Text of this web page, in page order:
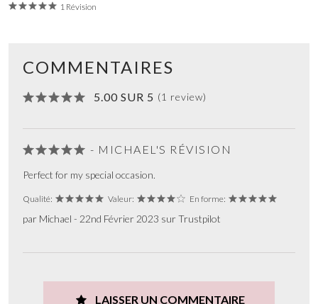
1 Révision
COMMENTAIRES
5.00 SUR 5 (1 review)
- MICHAEL'S RÉVISION
Perfect for my special occasion.
Qualité: Valeur: En forme:
par Michael - 22nd Février 2023 sur Trustpilot
LAISSER UN COMMENTAIRE